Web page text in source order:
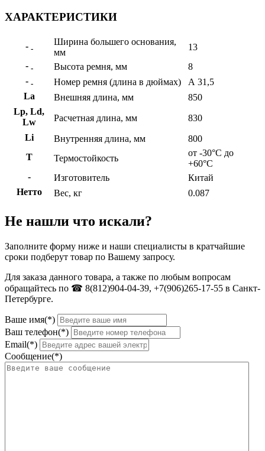
ХАРАКТЕРИСТИКИ
- -
Ширина большего основания,
мм
13
- - Высота ремня, мм
8
- - Номер ремня (длина в дюймах)
А 31,5
La
Внешняя длина, мм
850
Lp, Ld,
Lw
Расчетная длина, мм
830
Li
Внутренняя длина, мм
800
Т
Термостойкость
от -30°C до
+60°C
-
Изготовитель
Китай
Нетто
Вес, кг 0.087
Не нашли что искали?
Заполните форму ниже и наши специалисты в кратчайшие
сроки подберут товар по Вашему запросу.
Для заказа данного товара, а также по любым вопросам
обращайтесь по ☎ 8(812)904-04-39, +7(906)265-17-55 в Санкт-
Петербурге.
Ваше имя(*)
Ваш телефон(*)
Email(*)
Сообщение(*)